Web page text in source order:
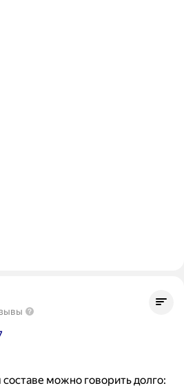
можно говорить долго: